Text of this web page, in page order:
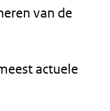
een
van de
actuele